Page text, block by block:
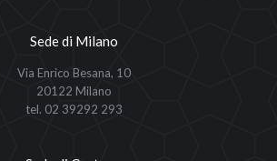
Sede di Milano
Via Enrico Besana, 10
20122 Milano
tel. 02 39292 293